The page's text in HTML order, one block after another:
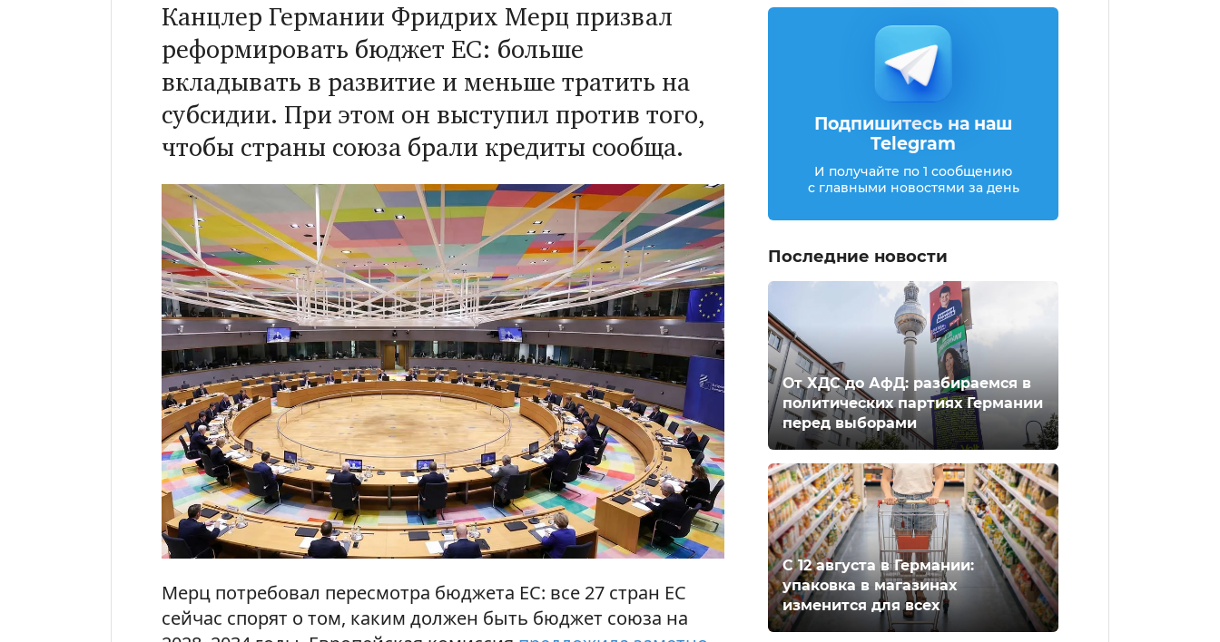
Канцлер Германии Фридрих Мерц призвал
реформировать бюджет ЕС: больше
вкладывать в развитие и меньше тратить на
субсидии. При этом он выступил против того,
чтобы страны союза брали кредиты сообща.
Мерц потребовал пересмотра бюджета ЕС: все 27 стран ЕС
сейчас спорят о том, каким должен быть бюджет союза на
Подпишитесь на наш
Telegram
И получайте по 1 сообщению
с главными новостями за день
Последние новости
От ХДС до АфД: разбираемся в
политических партиях Германии
перед выборами
С 12 августа в Германии:
упаковка в магазинах
изменится для всех